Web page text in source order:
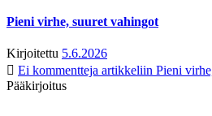
Pieni virhe, suuret vahingot
Kirjoitettu 5.6.2026
Ei kommentteja artikkeliin Pieni
Pääkirjoitus